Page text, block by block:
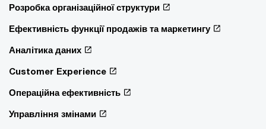
Розробка організаційної структури
Ефективність функції продажів та маркетингу
Аналітика даних
Customer Experience
Операційна ефективність
Управління змінами